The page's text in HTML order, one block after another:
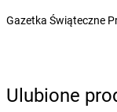
Żabka Brzeziny
Żabka Brzezowa
Gazetka Świąteczne
Ulubione